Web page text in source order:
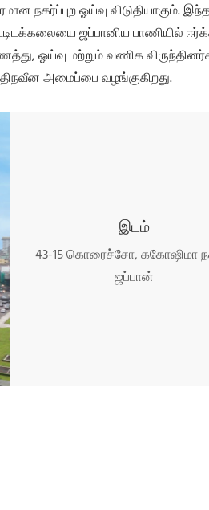
நகர்ப்புற ஓய்வு விடுதியாகும்.
ஜப்பானிய பாணியில்
ஓய்வு மற்றும் வணிக
அமைப்பை வழங்குகிறது.
இடம்
43-15 கொரைச்சோ, ககோஷிமா
ஜப்பான்